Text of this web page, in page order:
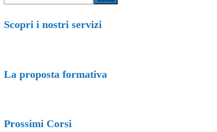
Scopri i nostri servizi
La proposta formativa
Prossimi Corsi